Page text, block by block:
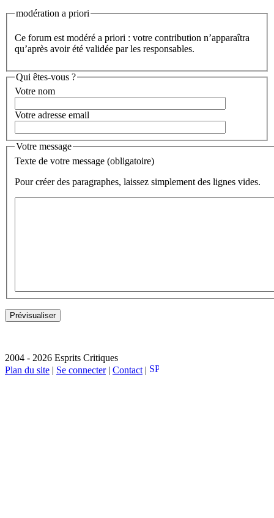
modération a priori
Ce forum est modéré a priori : votre contribution n’apparaîtra
qu’après avoir été validée par les responsables.
Qui êtes-vous ?
Votre nom
Votre adresse email
Votre message
Texte de votre message (obligatoire)
Pour créer des paragraphes, laissez simplement des lignes vides.
2004 - 2026 Esprits Critiques
Plan du site | Se connecter| Contact |